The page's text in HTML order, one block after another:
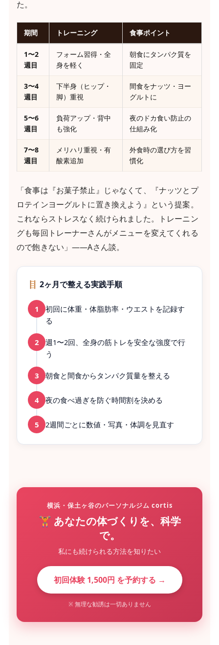
た。
期間 トレーニング 食事ポイント
1〜2
週目
フォーム習得・全
身を軽く
朝食にタンパク質を
固定
3〜4
週目
下半身（ヒップ・
脚）重視
間食をナッツ・ヨー
グルトに
5〜6
週目
負荷アップ・背中
も強化
夜のドカ食い防止の
仕組み化
7〜8
週目
メリハリ重視・有
酸素追加
外食時の選び方を習
慣化
「食事は『お菓子禁止』じゃなくて、『ナッツとプ
ロテインヨーグルトに置き換えよう』という提案。
これならストレスなく続けられました。トレーニン
グも毎回トレーナーさんがメニューを変えてくれる
ので飽きない」——Aさん談。
🪜 2ヶ月で整える実践手順
1
初回に体重・体脂肪率・ウエストを記録す
る
2
週1〜2回、全身の筋トレを安全な強度で行
う
3 朝食と間食からタンパク質量を整える
4 夜の食べ過ぎを防ぐ時間割を決める
5 2週間ごとに数値・写真・体調を見直す
横浜・保土ヶ谷のパーソナルジム cortis
🏋️ あなたの体づくりを、科学
で。
私にも続けられる方法を知りたい
初回体験 1,500円 を予約する →
※ 無理な勧誘は一切ありません